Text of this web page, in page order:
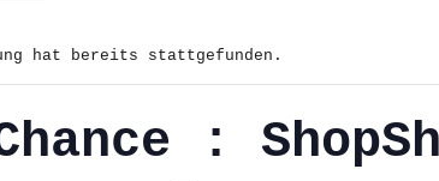
hat bereits stattgefunden.
: